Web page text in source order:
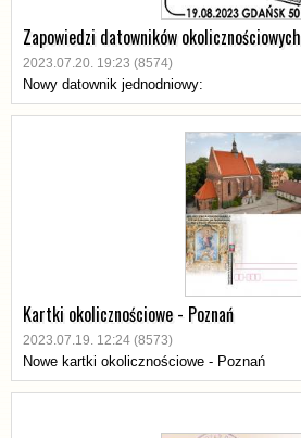
Zapowiedzi datowników okolicznościowych
2023.07.20. 19:23 (8574)
Nowy datownik jednodniowy:
Kartki okolicznościowe - Poznań
2023.07.19. 12:24 (8573)
Nowe kartki okolicznościowe - Poznań